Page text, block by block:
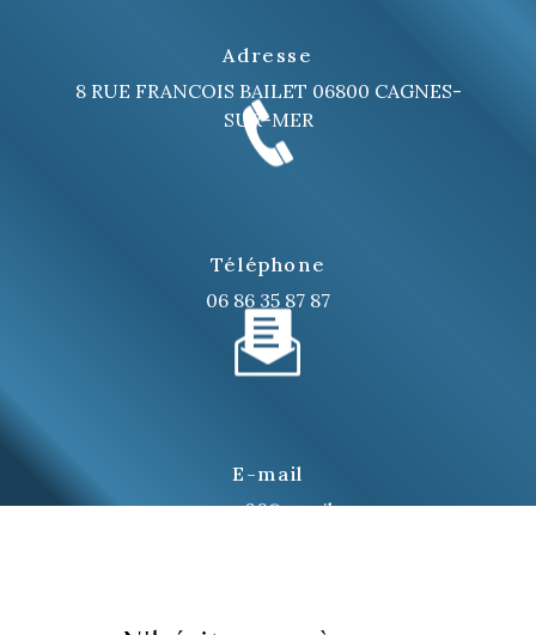
Adresse
8 RUE FRANCOIS BAILET 06800 CAGNES-
SUR-MER
Téléphone
06 86 35 87 87
E-mail
renovera06@gmail.com